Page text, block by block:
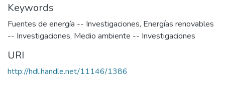
Keywords
Fuentes de energía -- Investigaciones, Energías renovables
-- Investigaciones, Medio ambiente -- Investigaciones
URI
http://hdl.handle.net/11146/1386